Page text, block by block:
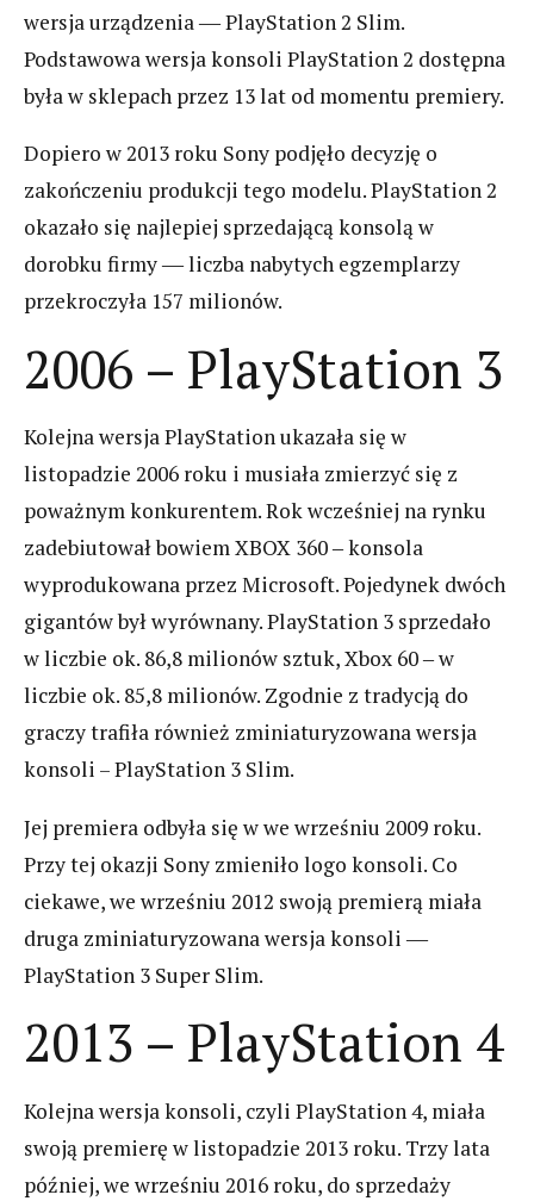
wersja urządzenia ― PlayStation 2 Slim.
Podstawowa wersja konsoli PlayStation 2 dostępna
była w sklepach przez 13 lat od momentu premiery.
Dopiero w 2013 roku Sony podjęło decyzję o
zakończeniu produkcji tego modelu. PlayStation 2
okazało się najlepiej sprzedającą konsolą w
dorobku firmy ― liczba nabytych egzemplarzy
przekroczyła 157 milionów.
2006 – PlayStation 3
Kolejna wersja PlayStation ukazała się w
listopadzie 2006 roku i musiała zmierzyć się z
poważnym konkurentem. Rok wcześniej na rynku
zadebiutował bowiem XBOX 360 ‒ konsola
wyprodukowana przez Microsoft. Pojedynek dwóch
gigantów był wyrównany. PlayStation 3 sprzedało
w liczbie ok. 86,8 milionów sztuk, Xbox 60 ‒ w
liczbie ok. 85,8 milionów. Zgodnie z tradycją do
graczy trafiła również zminiaturyzowana wersja
konsoli – PlayStation 3 Slim.
Jej premiera odbyła się w we wrześniu 2009 roku.
Przy tej okazji Sony zmieniło logo konsoli. Co
ciekawe, we wrześniu 2012 swoją premierą miała
druga zminiaturyzowana wersja konsoli ―
PlayStation 3 Super Slim.
2013 – PlayStation 4
Kolejna wersja konsoli, czyli PlayStation 4, miała
swoją premierę w listopadzie 2013 roku. Trzy lata
później, we wrześniu 2016 roku, do sprzedaży